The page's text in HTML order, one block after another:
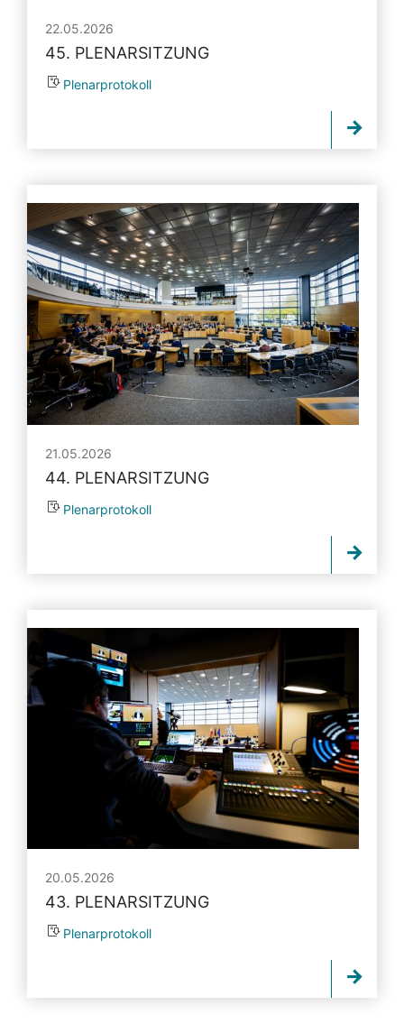
22.05.2026
45. PLENARSITZUNG
Plenarprotokoll
21.05.2026
44. PLENARSITZUNG
Plenarprotokoll
20.05.2026
43. PLENARSITZUNG
Plenarprotokoll